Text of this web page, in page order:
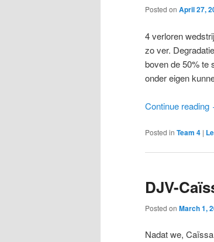
Posted on April 27,
4 verloren
zo ver.
boven de 50% te
onder eigen
Continue reading
Posted in Team 4 |
DJV-
Posted on March 1,
Nadat we,